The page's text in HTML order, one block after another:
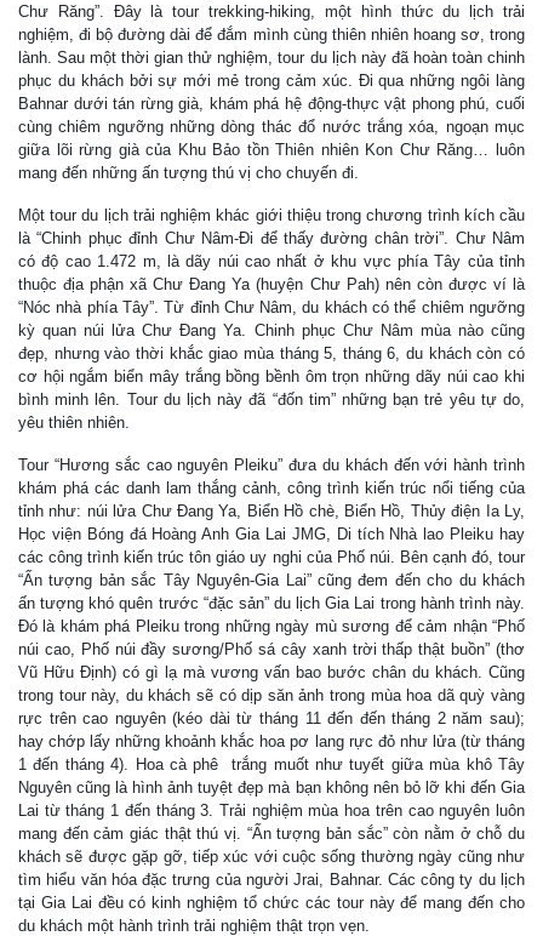
Chư Răng”. Đây là tour trekking-hiking, một hình thức du lịch trải
nghiệm, đi bộ đường dài để đắm mình cùng thiên nhiên hoang sơ, trong
lành. Sau một thời gian thử nghiệm, tour du lịch này đã hoàn toàn chinh
phục du khách bởi sự mới mẻ trong cảm xúc. Đi qua những ngôi làng
Bahnar dưới tán rừng già, khám phá hệ động-thực vật phong phú, cuối
cùng chiêm ngưỡng những dòng thác đổ nước trắng xóa, ngoạn mục
giữa lõi rừng già của Khu Bảo tồn Thiên nhiên Kon Chư Răng… luôn
mang đến những ấn tượng thú vị cho chuyến đi.
Một tour du lịch trải nghiệm khác giới thiệu trong chương trình kích cầu
là “Chinh phục đỉnh Chư Nâm-Đi để thấy đường chân trời”. Chư Nâm
có độ cao 1.472 m, là dãy núi cao nhất ở khu vực phía Tây của tỉnh
thuộc địa phận xã Chư Đang Ya (huyện Chư Pah) nên còn được ví là
“Nóc nhà phía Tây”. Từ đỉnh Chư Nâm, du khách có thể chiêm ngưỡng
kỳ quan núi lửa Chư Đang Ya. Chinh phục Chư Nâm mùa nào cũng
đẹp, nhưng vào thời khắc giao mùa tháng 5, tháng 6, du khách còn có
cơ hội ngắm biển mây trắng bồng bềnh ôm trọn những dãy núi cao khi
bình minh lên. Tour du lịch này đã “đốn tim” những bạn trẻ yêu tự do,
yêu thiên nhiên.
Tour “Hương sắc cao nguyên Pleiku” đưa du khách đến với hành trình
khám phá các danh lam thắng cảnh, công trình kiến trúc nổi tiếng của
tỉnh như: núi lửa Chư Đang Ya, Biển Hồ chè, Biển Hồ, Thủy điện Ia Ly,
Học viện Bóng đá Hoàng Anh Gia Lai JMG, Di tích Nhà lao Pleiku hay
các công trình kiến trúc tôn giáo uy nghi của Phố núi. Bên cạnh đó, tour
“Ấn tượng bản sắc Tây Nguyên-Gia Lai” cũng đem đến cho du khách
ấn tượng khó quên trước “đặc sản” du lịch Gia Lai trong hành trình này.
Đó là khám phá Pleiku trong những ngày mù sương để cảm nhận “Phố
núi cao, Phố núi đầy sương/Phố sá cây xanh trời thấp thật buồn” (thơ
Vũ Hữu Định) có gì lạ mà vương vấn bao bước chân du khách. Cũng
trong tour này, du khách sẽ có dịp săn ảnh trong mùa hoa dã quỳ vàng
rực trên cao nguyên (kéo dài từ tháng 11 đến đến tháng 2 năm sau);
hay chớp lấy những khoảnh khắc hoa pơ lang rực đỏ như lửa (từ tháng
1 đến tháng 4). Hoa cà phê trắng muốt như tuyết giữa mùa khô Tây
Nguyên cũng là hình ảnh tuyệt đẹp mà bạn không nên bỏ lỡ khi đến Gia
Lai từ tháng 1 đến tháng 3. Trải nghiệm mùa hoa trên cao nguyên luôn
mang đến cảm giác thật thú vị. “Ấn tượng bản sắc” còn nằm ở chỗ du
khách sẽ được gặp gỡ, tiếp xúc với cuộc sống thường ngày cũng như
tìm hiểu văn hóa đặc trưng của người Jrai, Bahnar. Các công ty du lịch
tại Gia Lai đều có kinh nghiệm tổ chức các tour này để mang đến cho
du khách một hành trình trải nghiệm thật trọn vẹn.